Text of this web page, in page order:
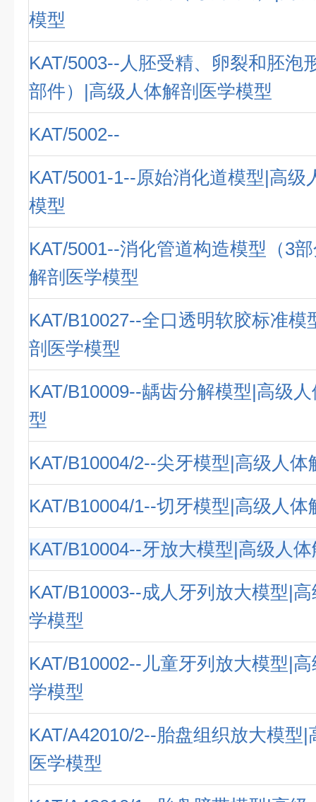
模型
KAT/5003--人胚受精、卵裂和胚泡
部件）|高级人体解剖医学模型
KAT/5002--
KAT/5001-1--原始消化道模型|高级
模型
KAT/5001--消化管道构造模型（3
解剖医学模型
KAT/B10027--全口透明软胶标准模
剖医学模型
KAT/B10009--龋齿分解模型|高级
型
KAT/B10004/2--尖牙模型|高级人体
KAT/B10004/1--切牙模型|高级人体
KAT/B10004--牙放大模型|高级人
KAT/B10003--成人牙列放大模型|
学模型
KAT/B10002--儿童牙列放大模型|
学模型
KAT/A42010/2--胎盘组织放大模型|
医学模型